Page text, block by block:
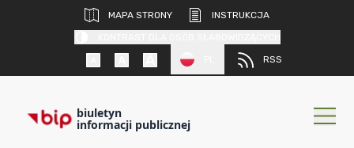
MAPA STRONY
INSTRUKCJA
RSS
biuletyn
informacji publicznej